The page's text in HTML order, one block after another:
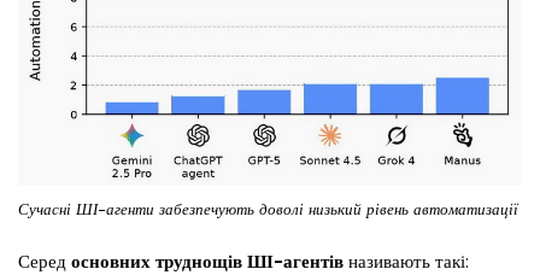
Сучасні ШІ-агенти забезпечують доволі низький рівень автоматизації
Серед основних труднощів ШІ-агентів називають такі: